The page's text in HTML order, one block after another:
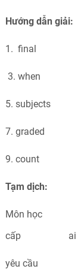
Hướng dẫn giải:
1. final 2.
3. when 4.
5. subjects
7. graded
9. count
Tạm dịch:
Môn học
cấp ai
yêu cầu